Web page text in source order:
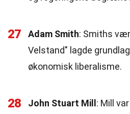
27 Adam Smith: Smiths
Velstand" lagde
økonomisk liberalisme.
28 John Stuart Mill : Mill